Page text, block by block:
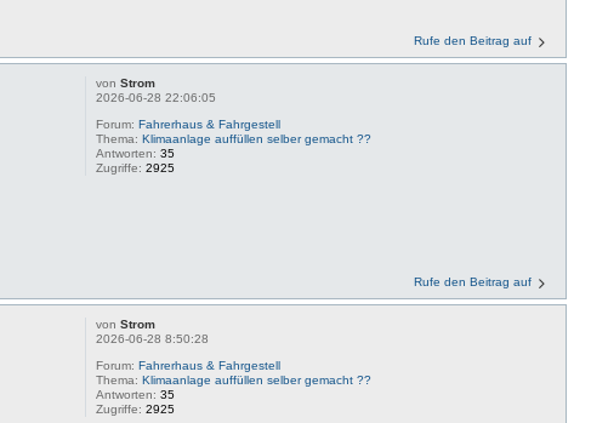
Rufe den Beitrag auf
vonStrom
2026-06-28 22:06:05
Forum:Fahrerhaus & Fahrgestell
Thema:Klimaanlage auffüllen selber gemacht ??
Antworten:35
Zugriffe:2925
Rufe den Beitrag auf
vonStrom
2026-06-28 8:50:28
Forum:Fahrerhaus & Fahrgestell
Thema:Klimaanlage auffüllen selber gemacht ??
Antworten:35
Zugriffe:2925